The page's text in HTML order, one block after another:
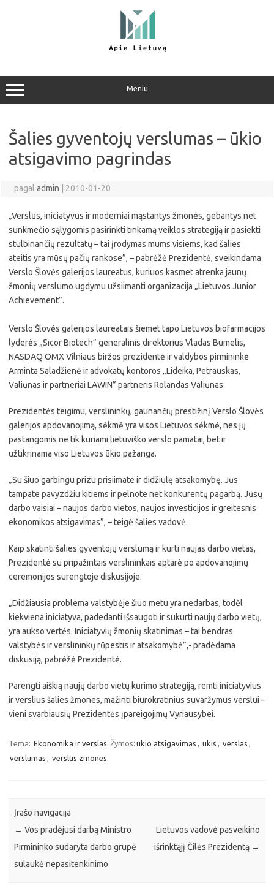
Meniu
Šalies gyventojų verslumas – ūkio
atsigavimo pagrindas
pagal admin 2010-01-20
„Verslūs, iniciatyvūs ir moderniai mąstantys žmonės, gebantys net
sunkmečio sąlygomis pasirinkti tinkamą veiklos strategiją ir pasiekti
stulbinančių rezultatų – tai įrodymas mums visiems, kad šalies
ateitis yra mūsų pačių rankose”, – pabrėžė Prezidentė, sveikindama
Verslo Šlovės galerijos laureatus, kuriuos kasmet atrenka jaunų
žmonių verslumo ugdymu užsiimanti organizacija „Lietuvos Junior
Achievement”.
Verslo Šlovės galerijos laureatais šiemet tapo Lietuvos biofarmacijos
lyderės „Sicor Biotech” generalinis direktorius Vladas Bumelis,
NASDAQ OMX Vilniaus biržos prezidentė ir valdybos pirmininkė
Arminta Saladžienė ir advokatų kontoros „Lideika, Petrauskas,
Valiūnas ir partneriai LAWIN” partneris Rolandas Valiūnas.
Prezidentės teigimu, verslininkų, gaunančių prestižinį Verslo Šlovės
galerijos apdovanojimą, sėkmė yra visos Lietuvos sėkmė, nes jų
pastangomis ne tik kuriami lietuviško verslo pamatai, bet ir
užtikrinama viso Lietuvos ūkio pažanga.
„Su šiuo garbingu prizu prisiimate ir didžiulę atsakomybę. Jūs
tampate pavyzdžiu kitiems ir pelnote net konkurentų pagarbą. Jūsų
darbo vaisiai – naujos darbo vietos, naujos investicijos ir greitesnis
ekonomikos atsigavimas”, – teigė šalies vadovė.
Kaip skatinti šalies gyventojų verslumą ir kurti naujas darbo vietas,
Prezidentė su pripažintais verslininkais aptarė po apdovanojimų
ceremonijos surengtoje diskusijoje.
„Didžiausia problema valstybėje šiuo metu yra nedarbas, todėl
kiekviena iniciatyva, padedanti išsaugoti ir sukurti naujų darbo vietų,
yra aukso vertės. Iniciatyvių žmonių skatinimas – tai bendras
valstybės ir verslininkų rūpestis ir atsakomybė”,- pradėdama
diskusiją, pabrėžė Prezidentė.
Parengti aiškią naujų darbo vietų kūrimo strategiją, remti iniciatyvius
ir verslius šalies žmones, mažinti biurokratinius suvaržymus verslui –
vieni svarbiausių Prezidentės įpareigojimų Vyriausybei.
Tema: Ekonomika ir verslas Žymos: ukio atsigavimas , ukis , verslas ,
verslumas , verslus zmones
Įrašo navigacija
← Vos pradėjusi darbą Ministro
Pirmininko sudaryta darbo grupė
sulaukė nepasitenkinimo
Lietuvos vadovė pasveikino
išrinktąjį Čilės Prezidentą →